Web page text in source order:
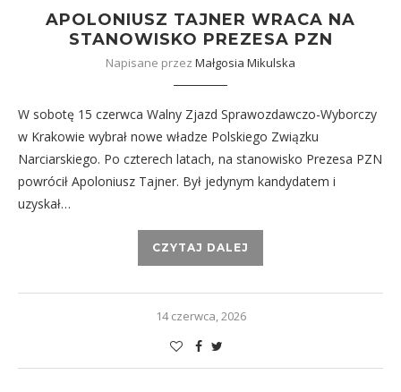
APOLONIUSZ TAJNER WRACA NA
STANOWISKO PREZESA PZN
Napisane przez Małgosia Mikulska
W sobotę 15 czerwca Walny Zjazd Sprawozdawczo-Wyborczy
w Krakowie wybrał nowe władze Polskiego Związku
Narciarskiego. Po czterech latach, na stanowisko Prezesa PZN
powrócił Apoloniusz Tajner. Był jedynym kandydatem i
uzyskał…
CZYTAJ DALEJ
14 czerwca, 2026